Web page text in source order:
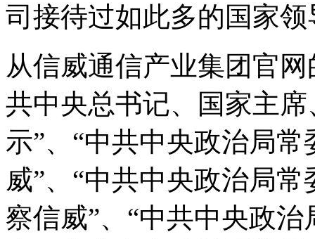
司接待过如此多的国家领
从信威通信产业集团官
共中央总书记、国家主
示”、“中共中央政治局
威”、“中共中央政治局
察信威”、“中共中央政